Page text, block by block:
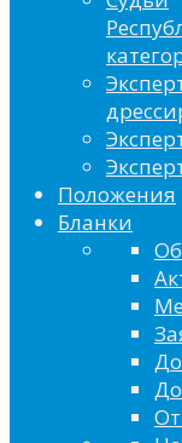
Положения
Бланки